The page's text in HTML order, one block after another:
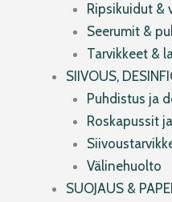
Ripsikuidut &
Seerumit &
Tarvikkeet &
SIIVOUS,
Puhdistus ja
Roskapussit
Välinehuolto
SUOJAUS &